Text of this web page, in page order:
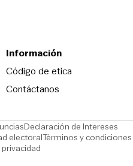
Información
Código de eticaOpens in new
Contáctanos
Opens in new window
Declaración de Intereses
electoralOpens in new window
Términos y condiciones